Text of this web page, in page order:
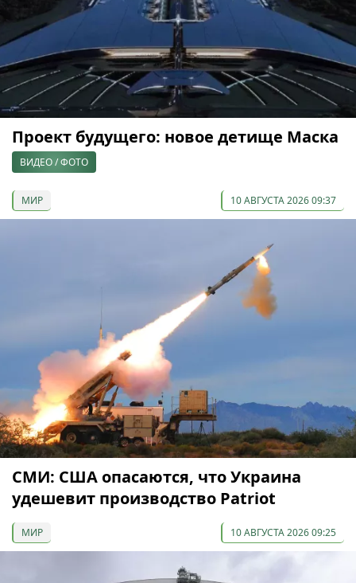
Проект будущего: новое детище Маска
ВИДЕО / ФОТО
МИР 10 АВГУСТА 2026 09:37
СМИ: США опасаются, что Украина
удешевит производство Patriot
МИР 10 АВГУСТА 2026 09:25